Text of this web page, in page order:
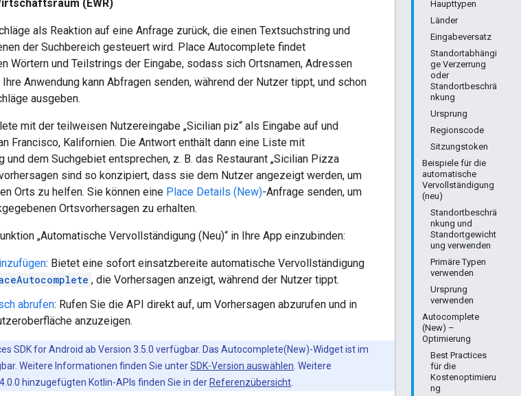
Haupttypen
Länder
Eingabeversatz
Standortabhängi
ge Verzerrung
oder
Standortbeschrä
nkung
Ursprung
Regionscode
Sitzungstoken
Beispiele für die
automatische
Vervollständigung
(neu)
Standortbeschrä
nkung und
Standortgewicht
ung verwenden
Primäre Typen
verwenden
Ursprung
verwenden
Autocomplete
(New) –
Optimierung
Best Practices
für die
Kostenoptimieru
ng
(EWR)
als Reaktion auf eine Anfrage zurück, die einen Textsuchstring und
der Suchbereich gesteuert wird. Place Autocomplete findet
Wörtern und Teilstrings der Eingabe, sodass sich Ortsnamen, Adressen
Anwendung kann Abfragen senden, während der Nutzer tippt, und schon
ausgeben.
mit der teilweisen Nutzereingabe „Sicilian piz“ als Eingabe auf und
Francisco, Kalifornien. Die Antwort enthält dann eine Liste mit
dem Suchgebiet entsprechen, z. B. das Restaurant „Sicilian Pizza
sind so konzipiert, dass sie dem Nutzer angezeigt werden, um
Orts zu helfen. Sie können eine Place Details (New)-Anfrage senden, um
Ortsvorhersagen zu erhalten.
„Automatische Vervollständigung (Neu)“ in Ihre App einzubinden:
: Bietet eine sofort einsatzbereite automatische Vervollständigung
, die Vorhersagen anzeigt, während der Nutzer tippt.
abrufen: Rufen Sie die API direkt auf, um Vorhersagen abzurufen und in
anzuzeigen.
SDK for Android ab Version 3.5.0 verfügbar. Das Autocomplete(New)-Widget ist im
Weitere Informationen finden Sie unterSDK-Version auswählen . Weitere
hinzugefügten Kotlin-APIs finden Sie in der Referenzübersicht